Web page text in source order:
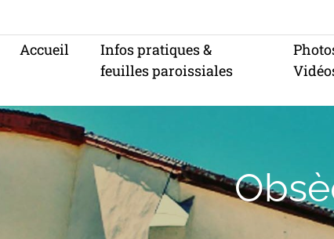
Accueil
Infos pratiques &
feuilles paroissiales